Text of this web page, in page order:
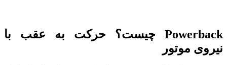
Powerback چیست؟ حرکت به عقب با
نیروی موتور